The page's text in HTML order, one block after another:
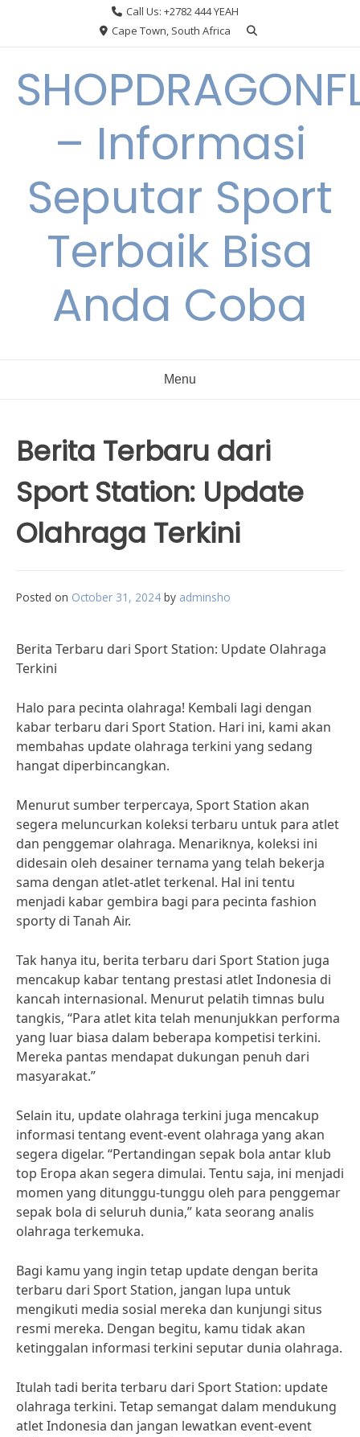
Call Us: +2782 444 YEAH
Cape Town, South Africa
– Informasi
Seputar Sport
Terbaik Bisa
Anda Coba
Menu
Berita Terbaru dari
Sport Station: Update
Olahraga Terkini
Posted on October 31, 2024 by adminsho
Berita Terbaru dari Sport Station: Update Olahraga
Terkini
Halo para pecinta olahraga! Kembali lagi dengan
kabar terbaru dari Sport Station. Hari ini, kami akan
membahas update olahraga terkini yang sedang
hangat diperbincangkan.
Menurut sumber terpercaya, Sport Station akan
segera meluncurkan koleksi terbaru untuk para atlet
dan penggemar olahraga. Menariknya, koleksi ini
didesain oleh desainer ternama yang telah bekerja
sama dengan atlet-atlet terkenal. Hal ini tentu
menjadi kabar gembira bagi para pecinta fashion
sporty di Tanah Air.
Tak hanya itu, berita terbaru dari Sport Station juga
mencakup kabar tentang prestasi atlet Indonesia di
kancah internasional. Menurut pelatih timnas bulu
tangkis, “Para atlet kita telah menunjukkan performa
yang luar biasa dalam beberapa kompetisi terkini.
Mereka pantas mendapat dukungan penuh dari
masyarakat.”
Selain itu, update olahraga terkini juga mencakup
informasi tentang event-event olahraga yang akan
segera digelar. “Pertandingan sepak bola antar klub
top Eropa akan segera dimulai. Tentu saja, ini menjadi
momen yang ditunggu-tunggu oleh para penggemar
sepak bola di seluruh dunia,” kata seorang analis
olahraga terkemuka.
Bagi kamu yang ingin tetap update dengan berita
terbaru dari Sport Station, jangan lupa untuk
mengikuti media sosial mereka dan kunjungi situs
resmi mereka. Dengan begitu, kamu tidak akan
ketinggalan informasi terkini seputar dunia olahraga.
Itulah tadi berita terbaru dari Sport Station: update
olahraga terkini. Tetap semangat dalam mendukung
atlet Indonesia dan jangan lewatkan event-event